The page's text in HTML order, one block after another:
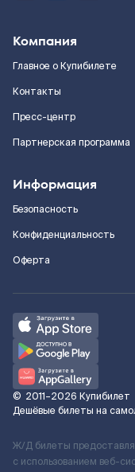
Компания
Главное о Купибилете
Контакты
Пресс-центр
Партнерская программа
Информация
Безопасность
Конфиденциальность
Оферта
© 2011–2026 Купибилет
Дешёвые билеты на
Ж/Д билеты
с использованием веб-